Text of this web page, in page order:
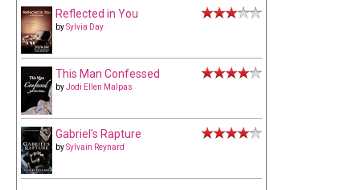
Reflected in You
bySylvia Day
This Man Confessed
byJodi Ellen Malpas
Gabriel's Rapture
bySylvain Reynard